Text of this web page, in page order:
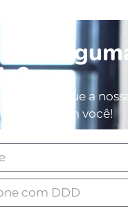
tem
dados que a
contato com você!